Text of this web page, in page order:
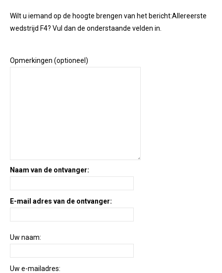
Wilt u iemand op de hoogte brengen van het bericht:Allereerste
wedstrijd F4? Vul dan de onderstaande velden in.
Opmerkingen (optioneel)
Naam van de ontvanger:
E-mail adres van de ontvanger:
Uw naam:
Uw e-mailadres: